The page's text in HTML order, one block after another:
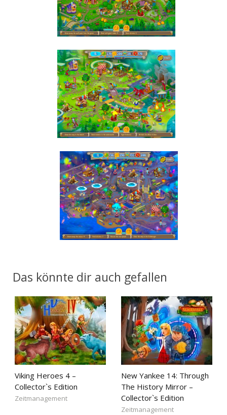
Das könnte dir auch gefallen
Viking Heroes 4 –
Collector`s Edition
Zeitmanagement
New Yankee 14: Through
The History Mirror –
Collector`s Edition
Zeitmanagement